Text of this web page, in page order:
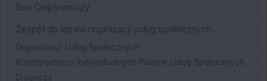
Bon Ciepłowniczy
Zespół do spraw organizacji usług społecznych
Organizator Usług Społecznych
Koordynatorzy Indywidualnych Planów Usług Społecznych
Diagnoza